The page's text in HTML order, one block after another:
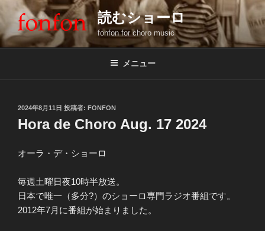
コ
テ
ン
読むショーロ
fonfon for choro music
メニュー
投
稿
日:
2024年8月11日 投稿者: FONFON
Hora de Choro Aug. 17 2024
オーラ・デ・ショーロ
毎週土曜日夜10時半放送。
日本で唯一（多分?）のショーロ専門ラジオ番組です。
2012年7月に番組が始まりました。